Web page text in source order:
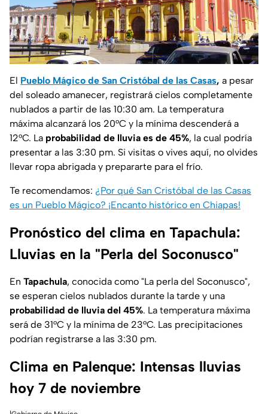
El Pueblo Mágico de San Cristóbal de las Casas, a pesar
del soleado amanecer, registrará cielos completamente
nublados a partir de las 10:30 am. La temperatura
máxima alcanzará los 20°C y la mínima descenderá a
12°C. La probabilidad de lluvia es de 45%, la cual podría
presentar a las 3:30 pm. Si visitas o vives aquí, no olvides
llevar ropa abrigada y prepararte para el frío.
Te recomendamos: ¿Por qué San Cristóbal de las Casas
es un Pueblo Mágico? ¡Encanto histórico en Chiapas!
Pronóstico del clima en Tapachula:
Lluvias en la "Perla del Soconusco"
En Tapachula, conocida como "La perla del Soconusco",
se esperan cielos nublados durante la tarde y una
probabilidad de lluvia del 45%. La temperatura máxima
será de 31°C y la mínima de 23°C. Las precipitaciones
podrían registrarse a las 3:30 pm.
Clima en Palenque: Intensas lluvias
hoy 7 de noviembre